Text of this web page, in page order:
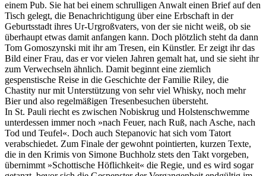
einem Pub. Sie hat bei einem schrulligen Anwalt einen Brief auf den
Tisch gelegt, die Benachrichtigung über eine Erbschaft in der
Geburtsstadt ihres Ur-Urgroßvaters, von der sie nicht weiß, ob sie
überhaupt etwas damit anfangen kann. Doch plötzlich steht da dann
Tom Gomoszynski mit ihr am Tresen, ein Künstler. Er zeigt ihr das
Bild einer Frau, das er vor vielen Jahren gemalt hat, und sie sieht ihr
zum Verwechseln ähnlich. Damit beginnt eine ziemlich
gespenstische Reise in die Geschichte der Familie Riley, die
Chastity nur mit Unterstützung von sehr viel Whisky, noch mehr
Bier und also regelmäßigen Tresenbesuchen übersteht.
In St. Pauli riecht es zwischen Nobiskrug und Holstenschwemme
unterdessen immer noch »nach Feuer, nach Ruß, nach Asche, nach
Tod und Teufel«. Doch auch Stepanovic hat sich vom Tatort
verabschiedet. Zum Finale der gewohnt pointierten, kurzen Texte,
die in den Krimis von Simone Buchholz stets den Takt vorgeben,
übernimmt »Schottische Höflichkeit« die Regie, und es wird sogar